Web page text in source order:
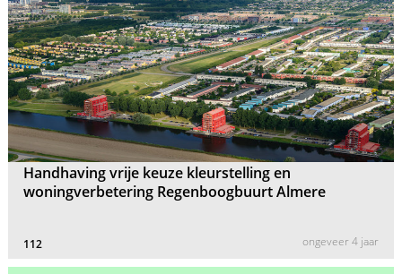
Handhaving vrije keuze kleurstelling en
woningverbetering Regenboogbuurt Almere
112 ongeveer 4 jaar